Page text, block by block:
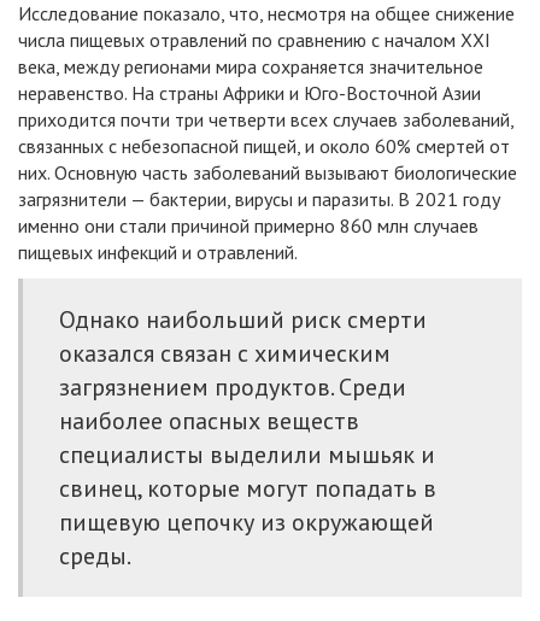
Исследование показало, что, несмотря на общее снижение
числа пищевых отравлений по сравнению с началом XXI
века, между регионами мира сохраняется значительное
неравенство. На страны Африки и Юго-Восточной Азии
приходится почти три четверти всех случаев заболеваний,
связанных с небезопасной пищей, и около 60% смертей от
них. Основную часть заболеваний вызывают биологические
загрязнители — бактерии, вирусы и паразиты. В 2021 году
именно они стали причиной примерно 860 млн случаев
пищевых инфекций и отравлений.
Однако наибольший риск смерти
оказался связан с химическим
загрязнением продуктов. Среди
наиболее опасных веществ
специалисты выделили мышьяк и
свинец, которые могут попадать в
пищевую цепочку из окружающей
среды.